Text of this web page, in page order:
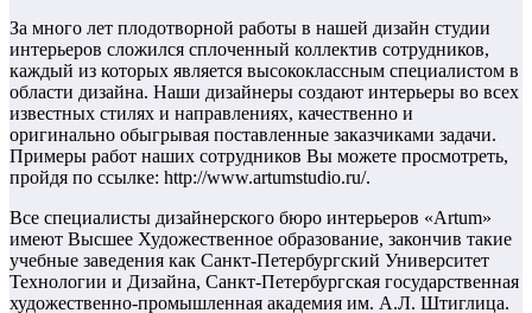
За много лет плодотворной работы в нашей дизайн студии
интерьеров сложился сплоченный коллектив сотрудников,
каждый из которых является высококлассным специалистом в
области дизайна. Наши дизайнеры создают интерьеры во всех
известных стилях и направлениях, качественно и
оригинально обыгрывая поставленные заказчиками задачи.
Примеры работ наших сотрудников Вы можете просмотреть,
пройдя по ссылке: http://www.artumstudio.ru/.
Все специалисты дизайнерского бюро интерьеров «Artum»
имеют Высшее Художественное образование, закончив такие
учебные заведения как Санкт-Петербургский Университет
Технологии и Дизайна, Санкт-Петербургская государственная
художественно-промышленная академия им. А.Л. Штиглица.